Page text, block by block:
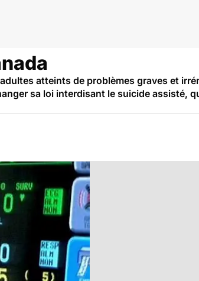
atteints de problèmes graves et
sa loi interdisant le suicide assisté,